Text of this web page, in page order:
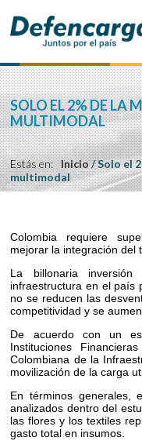
SOLO EL 2% DE LA
MULTIMODAL
Estás en: Inicio/Solo el
multimodal
Colombia requiere
mejorar la integración del
La billonaria
infraestructura en el país
no se reducen las
competitividad y se
De acuerdo con un
Instituciones
Colombiana de la
movilización de la carga
En términos generales,
analizados dentro del
las flores y los textiles
gasto total en insumos.